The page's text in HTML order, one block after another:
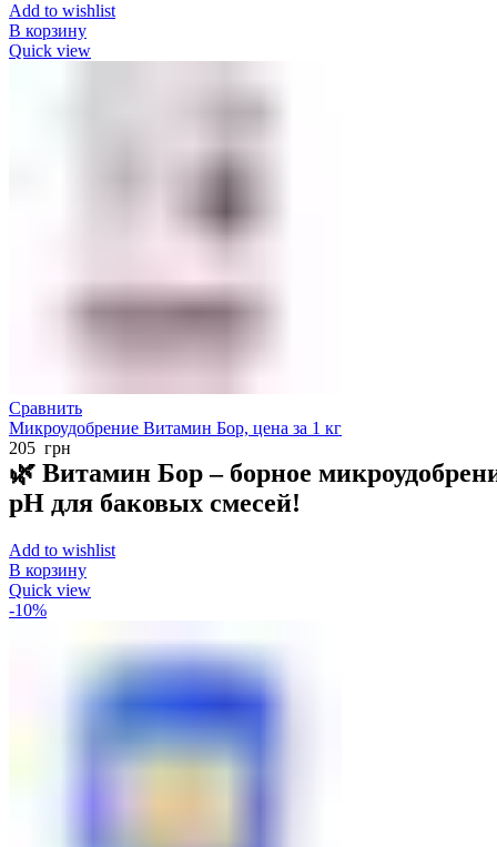
Add to wishlist
В корзину
Quick view
Сравнить
Микроудобрение Витамин Бор, цена за 1 кг
205 грн
🌿 Витамин Бор – борное
pH для баковых смесей!
Add to wishlist
В корзину
Quick view
-10%